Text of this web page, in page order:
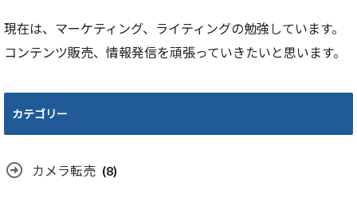
現在は、マーケティング、ライティングの勉強しています。
コンテンツ販売、情報発信を頑張っていきたいと思います。
カテゴリー
カメラ転売 (8)